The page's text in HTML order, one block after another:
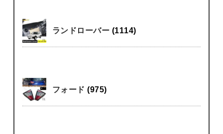
ランドローバー (1114)
フォード(975)